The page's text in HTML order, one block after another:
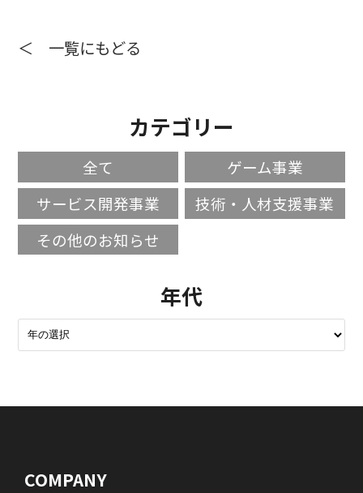
＜ 一覧にもどる
カテゴリー
全て
ゲーム事業
サービス開発事業
技術・人材支援事業
その他のお知らせ
年代
COMPANY